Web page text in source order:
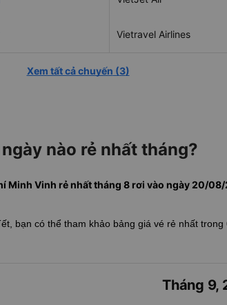
Vietravel Airlines
Xem tất cả chuyến (3)
nào rẻ nhất tháng?
Minh Vinh rẻ nhất tháng 8 rơi vào ngày 20/08/
bạn có thể tham khảo bảng giá vé rẻ nhất
Tháng 9,